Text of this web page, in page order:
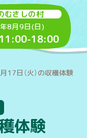
むさしの村
8月9日(日)
11:00-18:00
17日（火）の収穫体験
体験